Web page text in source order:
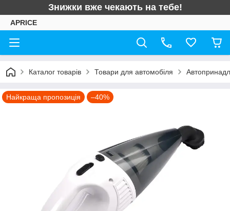
Знижки вже чекають на тебе!
APRICE
Каталог товарів Товари для автомобіля
Найкраща пропозиція –40%